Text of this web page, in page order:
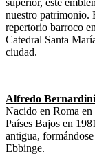
superior, este
nuestro patrimonio.
repertorio barroco
Catedral Santa
ciudad.
Alfredo Bernardini
Nacido en Roma
Países Bajos en
antigua,
Ebbinge.